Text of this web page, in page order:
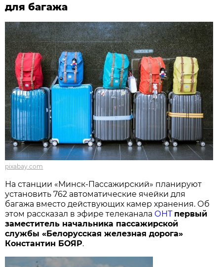
для багажа
pixabay.com
На станции «Минск-Пассажирский» планируют
установить 762 автоматические ячейки для
багажа вместо действующих камер хранения. Об
этом рассказал в эфире телеканала ОНТ первый
заместитель начальника пассажирской
службы «Белорусская железная дорога»
Константин БОЯР.